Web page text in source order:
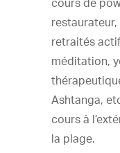
cours de
retraités
méditation,
Ashtanga,
cours à
la plage.